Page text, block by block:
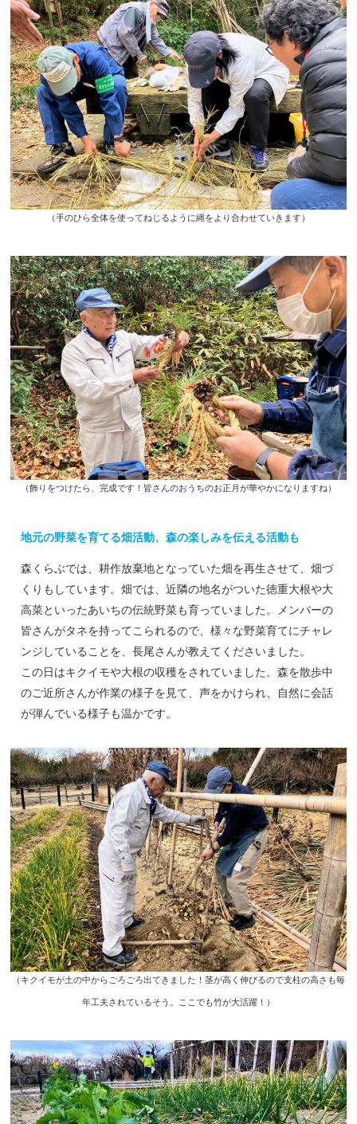
（手のひら全体を使ってねじるように縄をより合わせていきます）
（飾りをつけたら、完成です！皆さんのおうちのお正月が華やかになりますね）
地元の野菜を育てる畑活動、森の楽しみを伝える活動も
森くらぶでは、耕作放棄地となっていた畑を再生させて、畑づ
くりもしています。畑では、近隣の地名がついた徳重大根や大
高菜といったあいちの伝統野菜も育っていました。メンバーの
皆さんがタネを持ってこられるので、様々な野菜育てにチャレ
ンジしていることを、長尾さんが教えてくださいました。
この日はキクイモや大根の収穫をされていました。森を散歩中
のご近所さんが作業の様子を見て、声をかけられ、自然に会話
が弾んでいる様子も温かです。
（キクイモが土の中からごろごろ出てきました！茎が高く伸びるので支柱の高さも毎
年工夫されているそう。ここでも竹が大活躍！）